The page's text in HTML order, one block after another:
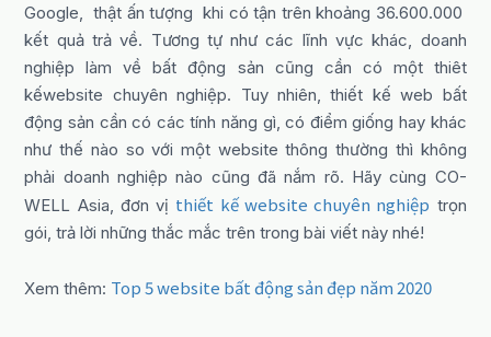
Google, thật ấn tượng khi có tận trên khoảng 36.600.000
kết quả trả về. Tương tự như các lĩnh vực khác, doanh
nghiệp làm về bất động sản cũng cần có một thiêt
kếwebsite chuyên nghiệp. Tuy nhiên, thiết kế web bất
động sản cần có các tính năng gì, có điểm giống hay khác
như thế nào so với một website thông thường thì không
phải doanh nghiệp nào cũng đã nắm rõ. Hãy cùng CO-
WELL Asia, đơn vị thiết kế website chuyên nghiệp trọn
gói, trả lời những thắc mắc trên trong bài viết này nhé!
Xem thêm: Top 5 website bất động sản đẹp năm 2020